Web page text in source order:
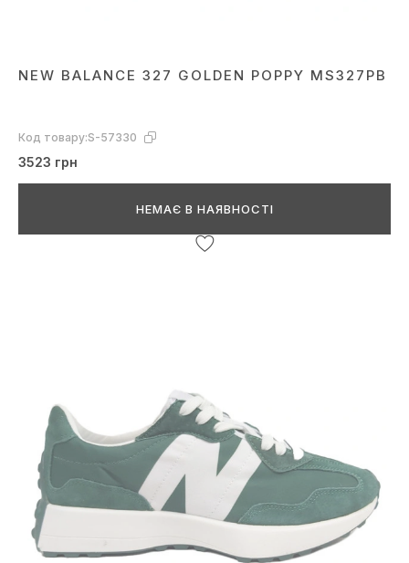
NEW BALANCE 327 GOLDEN POPPY MS327PB
Код товару:S-57330
3523 грн
НЕМАЄ В НАЯВНОСТІ